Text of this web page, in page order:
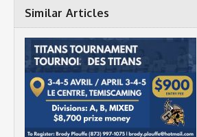
Similar Articles